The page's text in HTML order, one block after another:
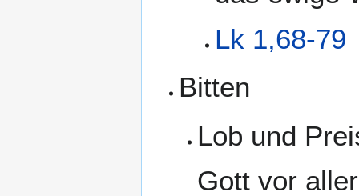
Lk 1,68-79
Bitten
Lob und
Gott vor